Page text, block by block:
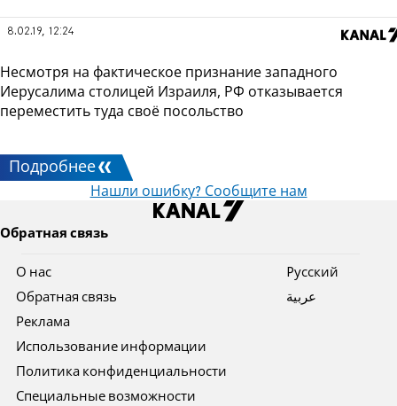
8.02.19, 12:24
Несмотря на фактическое признание западного
Иерусалима столицей Израиля, РФ отказывается
переместить туда своё посольство
Подробнее
Нашли ошибку? Сообщите нам
Обратная связь
О нас
Обратная связь
Реклама
Использование информации
Политика конфиденциальности
Специальные возможности
Pусский
عربية